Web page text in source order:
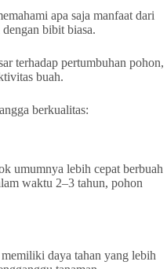
apa saja manfaat dari
bibit biasa.
terhadap pertumbuhan pohon,
buah.
berkualitas:
umumnya lebih cepat berbuah
waktu 2–3 tahun, pohon
daya tahan yang lebih